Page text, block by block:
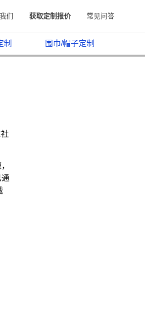
们 获取定制报价 常见问答
制 围巾/帽子定制